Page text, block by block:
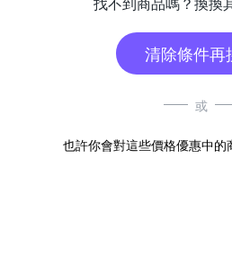
清除條件再
或
也許你會對這些價格優惠中的